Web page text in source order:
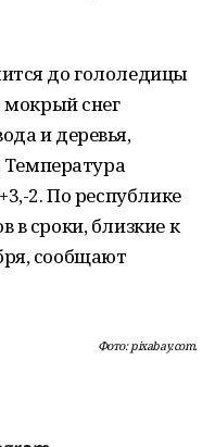
до гололедицы
мокрый снег
и деревья,
Температура
2. По республике
в сроки, близкие к
сообщают
Фото: pixabay.com.